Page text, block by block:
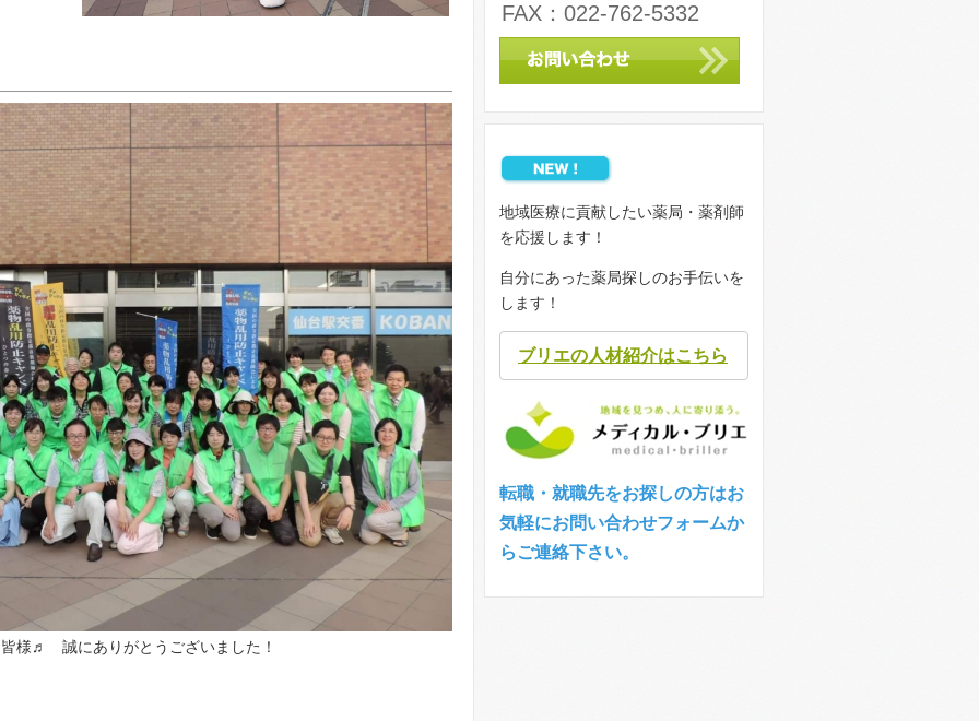
様♬ 誠にありがとうございました！
FAX：022-762-5332
地域医療に貢献したい薬局・薬剤師
を応援します！
自分にあった薬局探しのお手伝いを
します！
ブリエの人材紹介はこちら
転職・就職先をお探しの方はお
気軽にお問い合わせフォームか
らご連絡下さい。